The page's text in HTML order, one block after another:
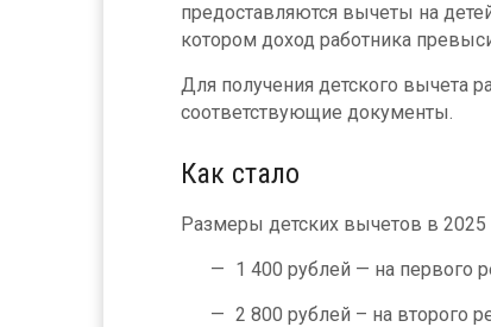
предоставляются вычеты на
котором доход работника
Для получения детского вычета
соответствующие документы.
Как стало
Размеры детских вычетов в
1 400 рублей — на первого
2 800 рублей – на второго